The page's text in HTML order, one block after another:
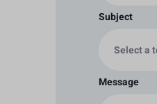
Subject
Message